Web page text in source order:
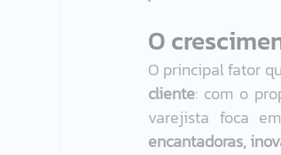
O
O principal fator
cliente: com o
varejista foca
encantadoras,